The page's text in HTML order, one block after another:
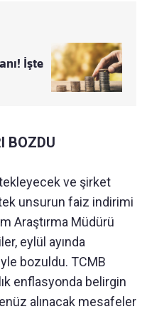
İşte
BOZDU
ve şirket
tek unsurun faiz indirimi
Araştırma Müdürü
eylül ayında
bozuldu. TCMB
enflasyonda belirgin
alınacak mesafeler